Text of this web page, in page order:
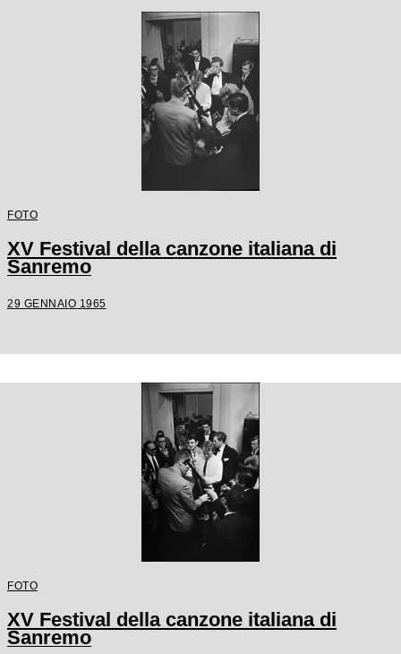
FOTO
XV Festival della canzone italiana di
Sanremo
29 GENNAIO 1965
FOTO
XV Festival della canzone italiana di
Sanremo